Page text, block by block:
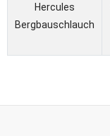
Hercules
Bergbauschlauch